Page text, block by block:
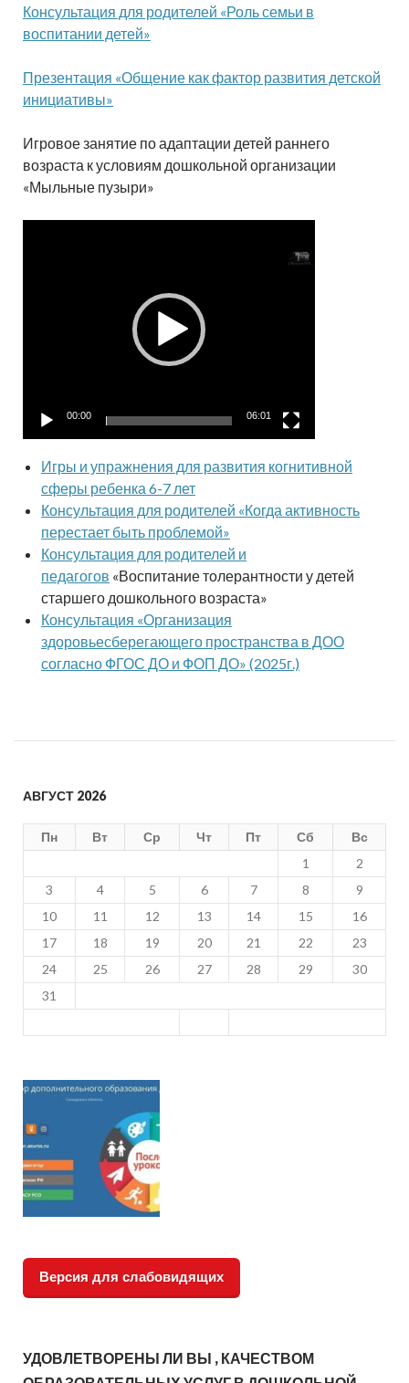
Консультация для родителей «Роль семьи в
воспитании детей»
Презентация «Общение как фактор развития детской
инициативы»
Игровое занятие по адаптации детей раннего
возраста к условиям дошкольной организации
«Мыльные пузыри»
00:00 06:01
Игры и упражнения для развития когнитивной
сферы ребенка 6-7 лет
Консультация для родителей «Когда активность
перестает быть проблемой»
Консультация для родителей и
педагогов «Воспитание толерантности у детей
старшего дошкольного возраста»
Консультация «Организация
здоровьесберегающего пространства в ДОО
согласно ФГОС ДО и ФОП ДО» (2025г.)
АВГУСТ 2026
Пн Вт Ср Чт Пт Сб
Вс
1
2
3
4 5 6 7 8
9
10
11 12 13 14 15
16
17
18 19 20 21 22
23
24
25 26 27 28 29
30
31
Версия для слабовидящих
УДОВЛЕТВОРЕНЫ ЛИ ВЫ , КАЧЕСТВОМ